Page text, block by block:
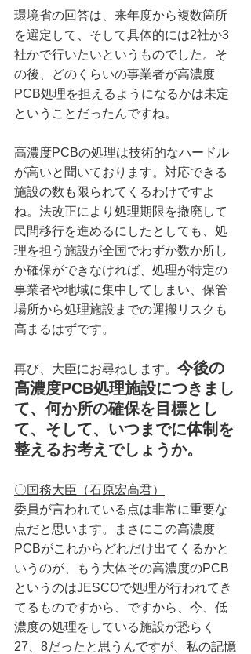
環境省の回答は、来年度から複数箇所
を選定して、そして具体的には2社か3
社かで行いたいというものでした。そ
の後、どのくらいの事業者が高濃度
PCB処理を担えるようになるかは未定
ということだったんですね。
高濃度PCBの処理は技術的なハードル
が高いと聞いております。対応できる
施設の数も限られてくるわけですよ
ね。法改正により処理期限を撤廃して
民間移行を進めるにしたとしても、処
理を担う施設が全国でわずか数か所し
か確保ができなければ、処理が特定の
事業者や地域に集中してしまい、保管
場所から処理施設までの運搬リスクも
高まるはずです。
再び、大臣にお尋ねします。 今後の
高濃度PCB処理施設につきまし
て、何か所の確保を目標とし
て、そして、いつまでに体制を
整えるお考えでしょうか。
〇国務大臣（石原宏高君）
委員が言われている点は非常に重要な
点だと思います。まさにこの高濃度
PCBがこれからどれだけ出てくるかと
いうのが、もう大体その高濃度のPCB
というのはJESCOで処理が行われてき
てるものですから、ですから、今、低
濃度の処理をしている施設が恐らく
27、8だったと思うんですが、私の記憶